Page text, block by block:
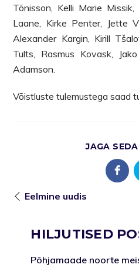
Tõnisson, Kelli Marie
Laane, Kirke Penter, Jette
Alexander Kargin, Kirill
Tults, Rasmus Kovask,
Adamson.
Võistluste tulemustega saad
JAGA
Eelmine uudis
HILJUTISED
Põhjamaade noorte